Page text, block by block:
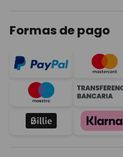
Formas de pago